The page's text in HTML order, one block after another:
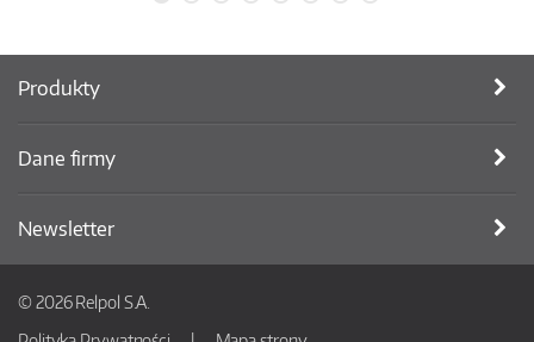
Produkty
Dane firmy
Newsletter
© 2026 Relpol S.A.